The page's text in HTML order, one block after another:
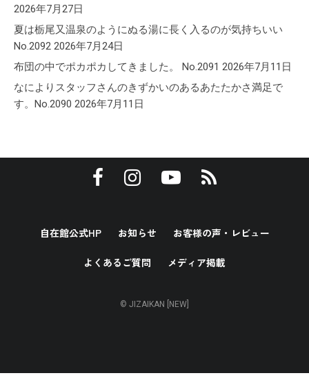
2026年7月27日
夏は栃尾又温泉のようにぬる湯に長く入るのが気持ちいい
No.2092 2026年7月24日
布団の中でポカポカしてきました。 No.2091 2026年7月11日
なによりスタッフさんのきずかいのあるあたたかさ満足で
す。No.2090 2026年7月11日
自在館公式HP お知らせ お客様の声・レビュー
よくあるご質問 メディア掲載
© JIZAIKAN [NEW]